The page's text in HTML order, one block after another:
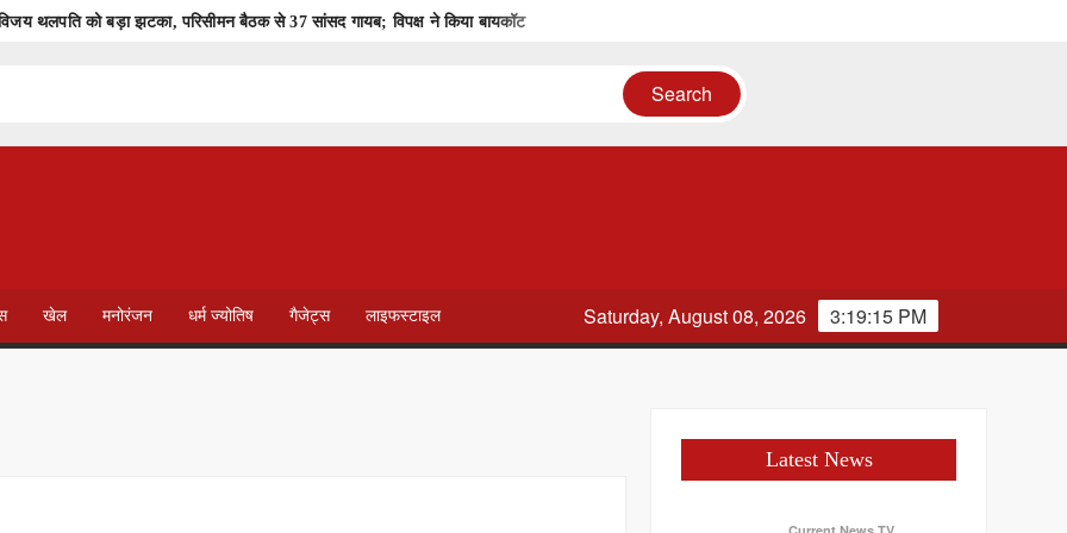
थलपति को बड़ा झटका, परिसीमन बैठक से 37 सांसद गायब; विपक्ष ने किया बायकॉट
संभालेंगे कमान
खेल मनोरंजन धर्म ज्योतिष गैजेट्स लाइफस्टाइल 3:19:15 PM
Saturday, August 08, 2026
Latest News